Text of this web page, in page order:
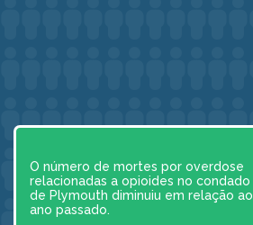
O número de mortes por overdose
relacionadas a opioides no condado
de Plymouth diminuiu em relação ao
ano passado.